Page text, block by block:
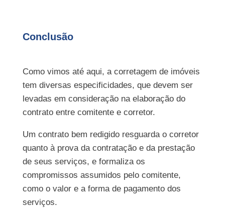
Conclusão
Como vimos até aqui, a corretagem de imóveis
tem diversas especificidades, que devem ser
levadas em consideração na elaboração do
contrato entre comitente e corretor.
Um contrato bem redigido resguarda o corretor
quanto à prova da contratação e da prestação
de seus serviços, e formaliza os
compromissos assumidos pelo comitente,
como o valor e a forma de pagamento dos
serviços.